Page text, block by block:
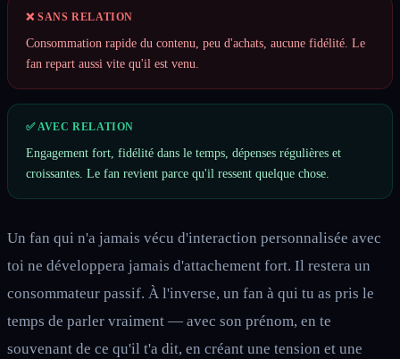
❌ SANS RELATION
Consommation rapide du contenu, peu d'achats, aucune fidélité. Le
fan repart aussi vite qu'il est venu.
✅ AVEC RELATION
Engagement fort, fidélité dans le temps, dépenses régulières et
croissantes. Le fan revient parce qu'il ressent quelque chose.
Un fan qui n'a jamais vécu d'interaction personnalisée avec
toi ne développera jamais d'attachement fort. Il restera un
consommateur passif. À l'inverse, un fan à qui tu as pris le
temps de parler vraiment — avec son prénom, en te
souvenant de ce qu'il t'a dit, en créant une tension et une